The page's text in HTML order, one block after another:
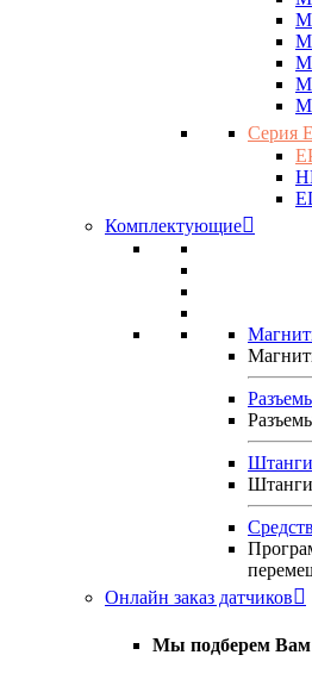
Серия E
Комплектующие
Штанги
Онлайн заказ датчиков
Мы подберем Вам